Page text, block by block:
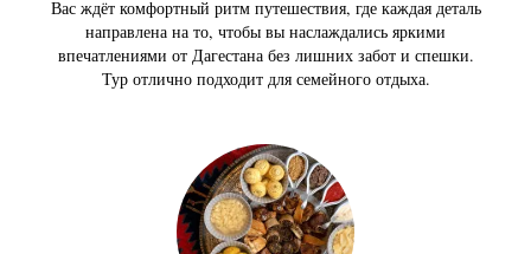
Вас ждёт комфортный ритм путешествия, где каждая деталь
направлена на то, чтобы вы наслаждались яркими
впечатлениями от Дагестана без лишних забот и спешки.
Тур отлично подходит для семейного отдыха.